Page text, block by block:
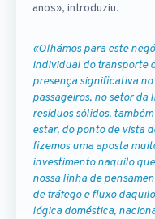
anos», introduziu.
«Olhámos para este
individual do transporte
presença significativa
passageiros, no setor
resíduos sólidos,
estar, do ponto de vista
fizemos uma aposta
investimento naquilo
nossa linha de
de tráfego e fluxo
lógica doméstica,